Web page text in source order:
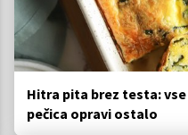
Hitra pita brez testa:
pečica opravi ostalo